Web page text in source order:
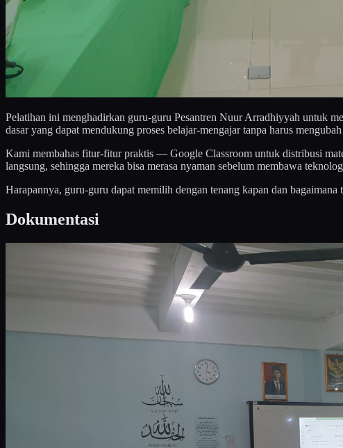
Pelatihan ini menghadirkan guru-guru Pesantren Nuur Arradhiyyah untuk
dasar yang dapat mendukung proses belajar-mengajar tanpa harus
Kami membahas fitur-fitur praktis — Google Classroom untuk distribusi
langsung, sehingga mereka bisa merasa nyaman sebelum membawa
Harapannya, guru-guru dapat memilih dengan tenang kapan dan
Dokumentasi